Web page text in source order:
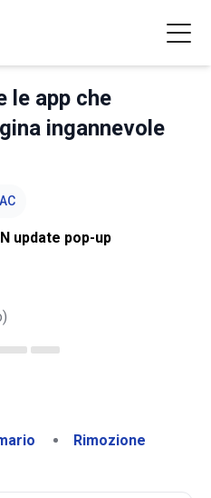
le app che
ingannevole
update pop-up
Rimozione